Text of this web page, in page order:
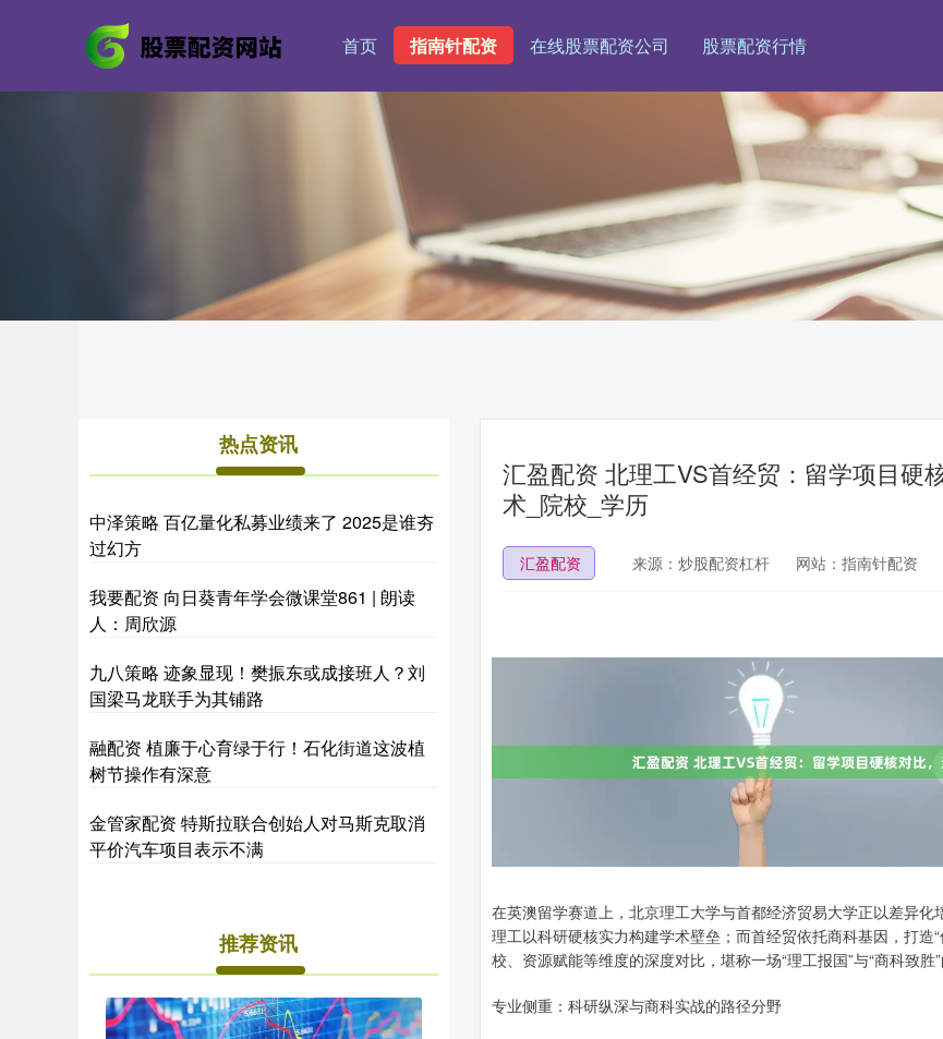
首页 指南针配资 在线股票配资公司 股票配资行情
汇盈配资 北理工VS首经贸：留学项目硬
术_院校_学历
汇盈配资 来源：炒股配资杠杆 网站：指南针配资
在英澳留学赛道上，北京理工大学与首都经济贸易大学正以差异
理工以科研硬核实力构建学术壁垒；而首经贸依托商科基因，打
校、资源赋能等维度的深度对比，堪称一场“理工报国”与“商科致胜”
专业侧重：科研纵深与商科实战的路径分野
热点资讯
中泽策略 百亿量化私募业绩来了 2025是谁夯
过幻方
我要配资 向日葵青年学会微课堂861 | 朗读
人：周欣源
九八策略 迹象显现！樊振东或成接班人？刘
国梁马龙联手为其铺路
融配资 植廉于心育绿于行！石化街道这波植
树节操作有深意
金管家配资 特斯拉联合创始人对马斯克取消
平价汽车项目表示不满
推荐资讯